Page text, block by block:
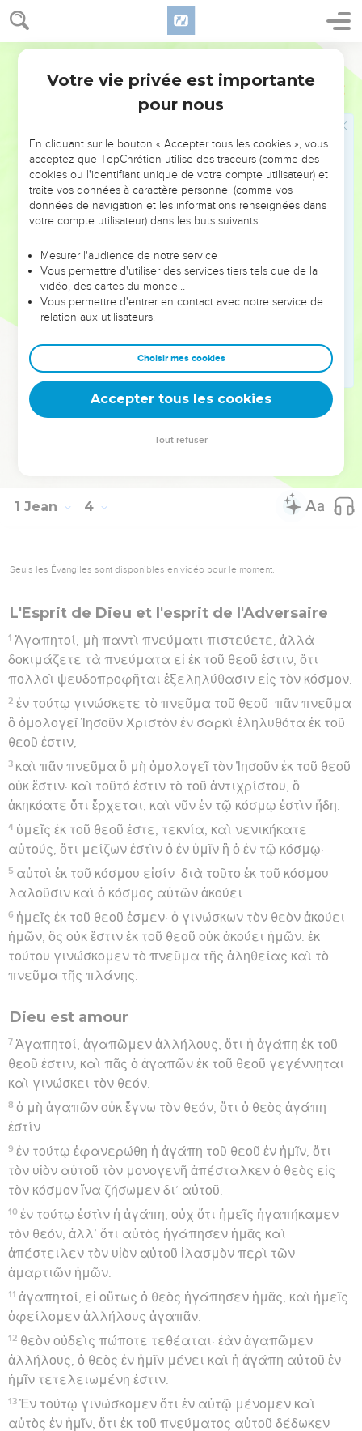
1 Jean 3
18 Τεκνία, μὴ ἀγαπῶμεν λόγῳ μηδὲ τῇ γλώσσῃ ἀλλὰ
L'assurance devant Dieu
ἐν τούτῳ γνωσόμεθα ὅτι ἐκ τῆς ἀληθείας ἐσμέν, καὶ
ὅτι ἐὰν καταγινώσκῃ ἡμῶν ἡ καρδία, ὅτι μείζων
ἐστὶν ὁ θεὸς τῆς καρδίας ἡμῶν καὶ γινώσκει πάντα.
ἀγαπητοί, ἐὰν ἡ καρδία μὴ καταγινώσκῃ ἡμῶν,
παρρησίαν ἔχομεν πρὸς τὸν θεόν,
ἐντολὰς αὐτοῦ τηροῦμεν καὶ τὰ ἀρεστὰ ἐνώπιον
αὐτοῦ ποιοῦμεν.
καὶ αὕτη ἐστὶν ἡ ἐντολὴ αὐτοῦ, ἵνα πιστεύσωμεν τῷ
ὀνόματι τοῦ υἱοῦ αὐτοῦ Ἰησοῦ Χριστοῦ καὶ ἀγαπῶμεν
καὶ ὁ τηρῶν τὰς ἐντολὰς αὐτοῦ ἐν αὐτῷ μένει καὶ
αὐτὸς ἐν αὐτῷ· καὶ ἐν τούτῳ γινώσκομεν ὅτι μένει ἐν
ἡμῖν, ἐκ τοῦ πνεύματος οὗ ἡμῖν ἔδωκεν.
Hébreu : © Westminster Leningrad Codex - tanach.us --- Grec : © 2010 by the
1 Jean 4
Seuls les Évangiles sont disponibles en vidéo pour le moment.
L'Esprit de Dieu et l'esprit de l'Adversaire
1 Ἀγαπητοί, μὴ παντὶ πνεύματι πιστεύετε, ἀλλὰ
δοκιμάζετε τὰ πνεύματα εἰ ἐκ τοῦ θεοῦ ἐστιν, ὅτι
πολλοὶ ψευδοπροφῆται ἐξεληλύθασιν εἰς τὸν κόσμον.
2 ἐν τούτῳ γινώσκετε τὸ πνεῦμα τοῦ θεοῦ· πᾶν πνεῦμα
ὃ ὁμολογεῖ Ἰησοῦν Χριστὸν ἐν σαρκὶ ἐληλυθότα ἐκ τοῦ
θεοῦ ἐστιν,
3 καὶ πᾶν πνεῦμα ὃ μὴ ὁμολογεῖ τὸν Ἰησοῦν ἐκ τοῦ θεοῦ
οὐκ ἔστιν· καὶ τοῦτό ἐστιν τὸ τοῦ ἀντιχρίστου, ὃ
ἀκηκόατε ὅτι ἔρχεται, καὶ νῦν ἐν τῷ κόσμῳ ἐστὶν ἤδη.
4 ὑμεῖς ἐκ τοῦ θεοῦ ἐστε, τεκνία, καὶ νενικήκατε
αὐτούς, ὅτι μείζων ἐστὶν ὁ ἐν ὑμῖν ἢ ὁ ἐν τῷ κόσμῳ·
5 αὐτοὶ ἐκ τοῦ κόσμου εἰσίν· διὰ τοῦτο ἐκ τοῦ κόσμου
λαλοῦσιν καὶ ὁ κόσμος αὐτῶν ἀκούει.
6 ἡμεῖς ἐκ τοῦ θεοῦ ἐσμεν· ὁ γινώσκων τὸν θεὸν ἀκούει
ἡμῶν, ὃς οὐκ ἔστιν ἐκ τοῦ θεοῦ οὐκ ἀκούει ἡμῶν. ἐκ
τούτου γινώσκομεν τὸ πνεῦμα τῆς ἀληθείας καὶ τὸ
πνεῦμα τῆς πλάνης.
Dieu est amour
7 Ἀγαπητοί, ἀγαπῶμεν ἀλλήλους, ὅτι ἡ ἀγάπη ἐκ τοῦ
θεοῦ ἐστιν, καὶ πᾶς ὁ ἀγαπῶν ἐκ τοῦ θεοῦ γεγέννηται
καὶ γινώσκει τὸν θεόν.
8 ὁ μὴ ἀγαπῶν οὐκ ἔγνω τὸν θεόν, ὅτι ὁ θεὸς ἀγάπη
ἐστίν.
9 ἐν τούτῳ ἐφανερώθη ἡ ἀγάπη τοῦ θεοῦ ἐν ἡμῖν, ὅτι
τὸν υἱὸν αὐτοῦ τὸν μονογενῆ ἀπέσταλκεν ὁ θεὸς εἰς
τὸν κόσμον ἵνα ζήσωμεν δι’ αὐτοῦ.
10 ἐν τούτῳ ἐστὶν ἡ ἀγάπη, οὐχ ὅτι ἡμεῖς ἠγαπήκαμεν
τὸν θεόν, ἀλλ’ ὅτι αὐτὸς ἠγάπησεν ἡμᾶς καὶ
ἀπέστειλεν τὸν υἱὸν αὐτοῦ ἱλασμὸν περὶ τῶν
ἁμαρτιῶν ἡμῶν.
11 ἀγαπητοί, εἰ οὕτως ὁ θεὸς ἠγάπησεν ἡμᾶς, καὶ ἡμεῖς
ὀφείλομεν ἀλλήλους ἀγαπᾶν.
12 θεὸν οὐδεὶς πώποτε τεθέαται· ἐὰν ἀγαπῶμεν
ἀλλήλους, ὁ θεὸς ἐν ἡμῖν μένει καὶ ἡ ἀγάπη αὐτοῦ ἐν
ἡμῖν τετελειωμένη ἐστιν.
13 Ἐν τούτῳ γινώσκομεν ὅτι ἐν αὐτῷ μένομεν καὶ
αὐτὸς ἐν ἡμῖν, ὅτι ἐκ τοῦ πνεύματος αὐτοῦ δέδωκεν
Votre vie privée est importante
pour nous
En cliquant sur le bouton « Accepter tous les cookies », vous
acceptez que TopChrétien utilise des traceurs (comme des
cookies ou l'identifiant unique de votre compte utilisateur) et
traite vos données à caractère personnel (comme vos
données de navigation et les informations renseignées dans
votre compte utilisateur) dans les buts suivants :
Mesurer l'audience de notre service
Vous permettre d'utiliser des services tiers tels que de la
vidéo, des cartes du monde…
Vous permettre d'entrer en contact avec notre service de
relation aux utilisateurs.
Choisir mes cookies
Accepter tous les cookies
Tout refuser